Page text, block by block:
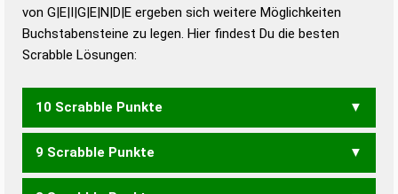
Duden – Die deutsche Grammatik
Duden – Deutsches
von G|E|I|G|E|N|D|E ergeben sich weitere Möglichkeiten
Buchstabensteine zu legen. Hier findest Du die besten
Scrabble Lösungen:
10 Scrabble Punkte
GEDIEGEN
9 Scrabble Punkte